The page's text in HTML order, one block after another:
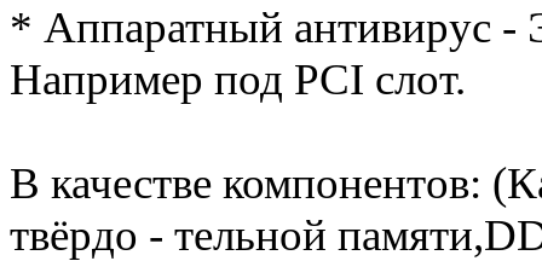
* Аппаратный антивирус -
Например под PCI слот.
В качестве компонентов:
твёрдо - тельной